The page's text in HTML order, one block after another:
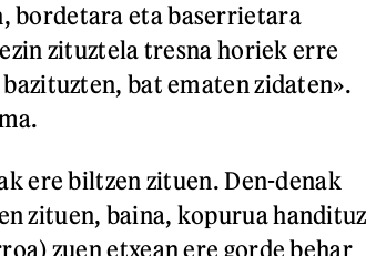
bordetara eta baserrietara
zituztela tresna horiek erre
bat ematen zidaten».
ere biltzen zituen. Den-denak
zituen, baina, kopurua handituz
zuen etxean ere gorde behar